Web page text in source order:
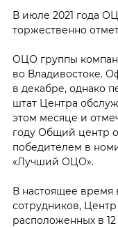
В июле 2021 года
торжественно
ОЦО группы
во Владивостоке.
в декабре, однако
штат Центра
этом месяце и
году Общий центр
победителем в
«Лучший ОЦО».
В настоящее время
сотрудников,
расположенных в